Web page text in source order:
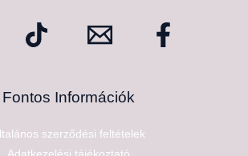
Fontos Információk
szerződési feltételek